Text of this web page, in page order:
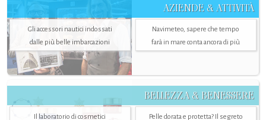
AZIENDE & ATTIVITÀ
Gli accessori nautici indossati
dalle più belle imbarcazioni
Navimeteo, sapere che tempo
farà in mare conta ancora di più
BELLEZZA & BENESSERE
Il laboratorio di cosmetici
Pelle dorata e protetta? Il segreto